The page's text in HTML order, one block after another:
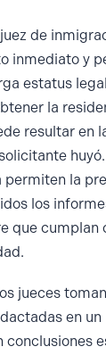
de
inmediato y
estatus
la
resultar en
permiten la
los
que cumplan
jueces
en
conclusiones